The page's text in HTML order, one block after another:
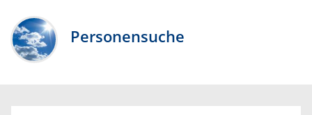
Personensuche